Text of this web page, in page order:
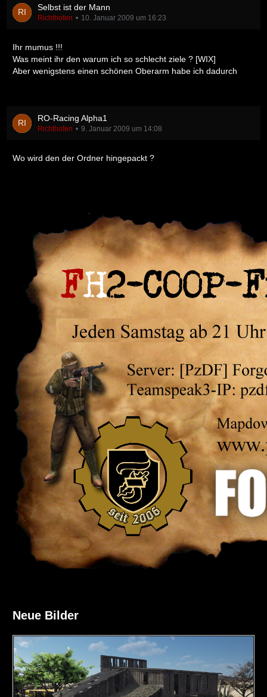
Selbst ist der Mann
Richthofen 10. Januar 2009 um 16:23
Ihr mumus !!!
Was meint ihr den warum ich so schlecht ziele ? [WIX]
Aber wenigstens einen schönen Oberarm habe ich dadurch
RO-Racing Alpha1
Richthofen 9. Januar 2009 um 14:08
Wo wird den der Ordner hingepackt ?
Neue Bilder